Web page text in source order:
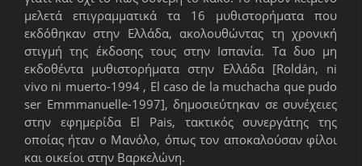
μελετά επιγραμματικά τα 16 μυθιστορήματα που
εκδόθηκαν στην Ελλάδα, ακολουθώντας τη χρονική
στιγμή της έκδοσης τους στην Ισπανία. Τα δυο μη
εκδοθέντα μυθιστορήματα στην Ελλάδα [Roldán, ni
vivo ni muerto-1994 , El caso de la muchacha que pudo
ser Emmmanuelle-1997], δημοσιεύτηκαν σε συνέχειες
στην εφημερίδα El Pais, τακτικός συνεργάτης της
οποίας ήταν ο Μανόλο, όπως τον αποκαλούσαν φίλοι
και οικείοι στην Βαρκελώνη.